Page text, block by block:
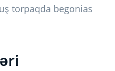
torpaqda begonias